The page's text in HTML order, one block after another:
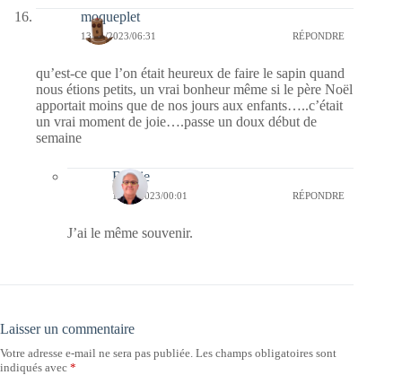
moqueplet
13/11/2023/06:31 RÉPONDRE
qu’est-ce que l’on était heureux de faire le sapin quand
nous étions petits, un vrai bonheur même si le père Noël
apportait moins que de nos jours aux enfants…..c’était
un vrai moment de joie….passe un doux début de
semaine
Bernie
14/11/2023/00:01 RÉPONDRE
J’ai le même souvenir.
Laisser un commentaire
Votre adresse e-mail ne sera pas publiée. Les champs obligatoires sont
indiqués avec *